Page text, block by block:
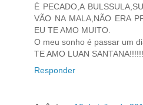
É PECADO,A
VÃO NA MALA,NÃO ERA
EU TE AMO MUITO.
O meu sonho é passar um
TE AMO LUAN
Responder